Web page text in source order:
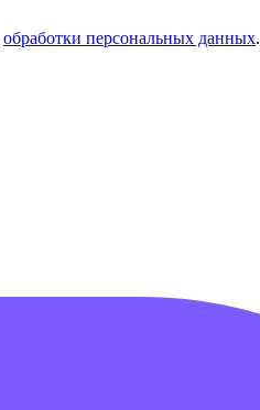
обработки персональных данных.